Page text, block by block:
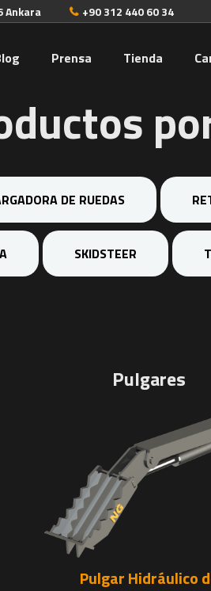
Ankara +90 312 440 60 34
Prensa Tienda
DE RUEDAS
SKIDSTEER
Pulgares
Pulgar Hidráulico